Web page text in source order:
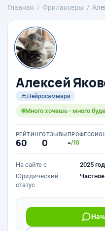
Главная Фрилансеры
Алексей
Нейросаммари
Много хочешь - много
РЕЙТИНГ
60
ОТЗЫВЫ
0 -/10
На сайте с
2025
Юридический
статус